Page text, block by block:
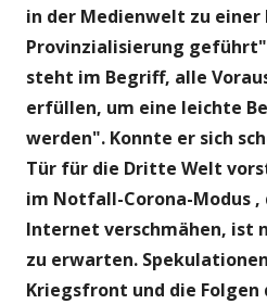
in der Medienwelt zu
Provinzialisierung
steht im Begriff, alle
erfüllen, um eine leichte
werden". Konnte er sich
Tür für die Dritte Welt
im Notfall-Corona-Modus ,
Internet verschmähen, ist
zu erwarten.
Kriegsfront und die